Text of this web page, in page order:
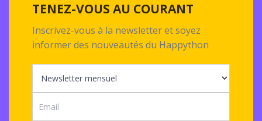
TENEZ-VOUS AU COURANT
Inscrivez-vous à la newsletter et soyez
informer des nouveautés du Happython